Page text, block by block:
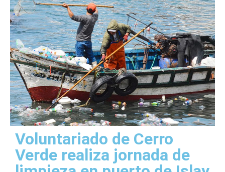
Voluntariado de Cerro
Verde realiza jornada de